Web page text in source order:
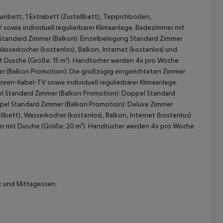
1 Extrabett (Zustellbett), Teppichboden,
individuell regulierbarer Klimaanlage. Badezimmer mit
Zimmer (Balkon): Einzelbelegung Standard Zimmer
(kostenlos), Balkon, Internet (kostenlos) und
(Größe: 15 m²). Handtücher werden 4x pro Woche
(Balkon Promotion): Die großzügig eingerichteten Zimmer
Kabel-TV sowie individuell regulierbarer Klimaanlage.
Zimmer (Balkon Promotion): Doppel Standard
Standard Zimmer (Balkon Promotion): Deluxe Zimmer
Wasserkocher (kostenlos), Balkon, Internet (kostenlos)
mit Dusche (Größe: 20 m²). Handtücher werden 4x pro Woche
und Mittagessen.
akzeptieren